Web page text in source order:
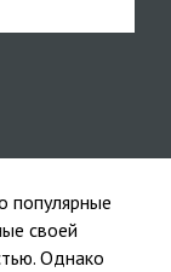
популярные
своей
Однако